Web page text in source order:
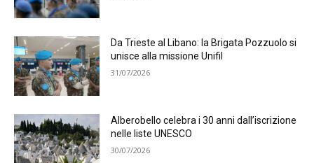
Da Trieste al Libano: la Brigata Pozzuolo si
unisce alla missione Unifil
31/07/2026
Alberobello celebra i 30 anni dall’iscrizione
nelle liste UNESCO
30/07/2026